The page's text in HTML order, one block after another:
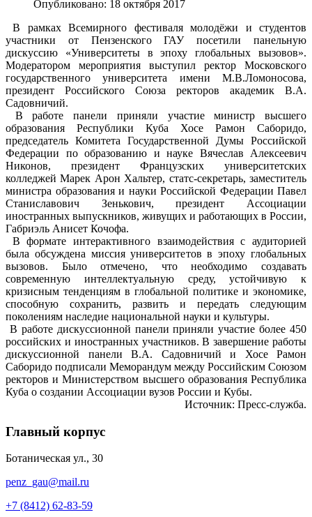
Опубликовано: 18 октября 2017
В рамках Всемирного фестиваля молодёжи и студентов
участники от Пензенского ГАУ посетили панельную
дискуссию «Университеты в эпоху глобальных вызовов».
Модератором мероприятия выступил ректор Московского
государственного университета имени М.В.Ломоносова,
президент Российского Союза ректоров академик В.А.
Садовничий.
В работе панели приняли участие министр высшего
образования Республики Куба Хосе Рамон Саборидо,
председатель Комитета Государственной Думы Российской
Федерации по образованию и науке Вячеслав Алексеевич
Никонов, президент Французских университетских
колледжей Марек Арон Хальтер, статс-секретарь, заместитель
министра образования и науки Российской Федерации Павел
Станиславович Зенькович, президент Ассоциации
иностранных выпускников, живущих и работающих в России,
Габриэль Анисет Кочофа.
В формате интерактивного взаимодействия с аудиторией
была обсуждена миссия университетов в эпоху глобальных
вызовов. Было отмечено, что необходимо создавать
современную интеллектуальную среду, устойчивую к
кризисным тенденциям в глобальной политике и экономике,
способную сохранить, развить и передать следующим
поколениям наследие национальной науки и культуры.
В работе дискуссионной панели приняли участие более 450
российских и иностранных участников. В завершение работы
дискуссионной панели В.А. Садовничий и Хосе Рамон
Саборидо подписали Меморандум между Российским Союзом
ректоров и Министерством высшего образования Республика
Куба о создании Ассоциации вузов России и Кубы.
Источник: Пресс-служба.
Главный корпус
Ботаническая ул., 30
penz_gau@mail.ru
+7 (8412) 62-83-59